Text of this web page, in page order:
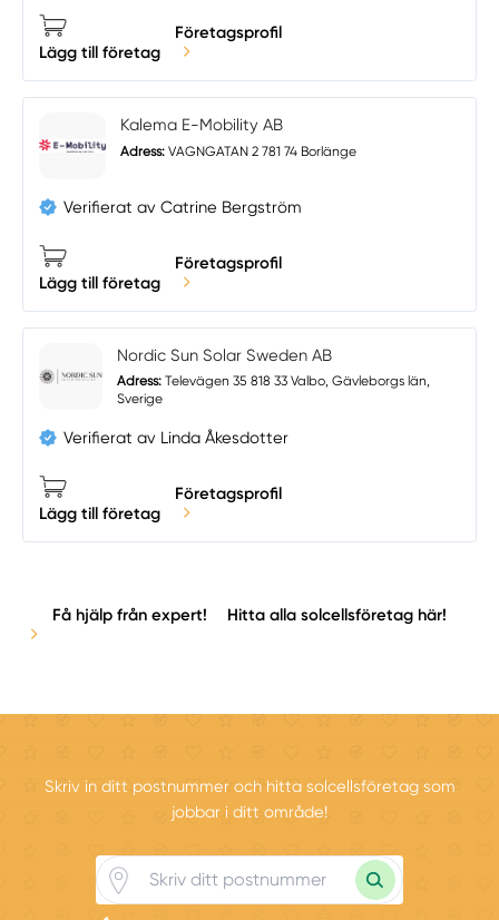
Lägg till företag
Företagsprofil
Kalema E-Mobility AB
Adress: VAGNGATAN 2 781 74 Borlänge
Verifierat av Catrine Bergström
Lägg till företag
Företagsprofil
Nordic Sun Solar Sweden AB
Adress:Televägen 35 818 33 Valbo, Gävleborgs län,
Sverige
Verifierat av Linda Åkesdotter
Lägg till företag
Företagsprofil
Få hjälp från expert! Hitta alla solcellsföretag här!
Skriv in ditt postnummer och hitta solcellsföretag som
jobbar i ditt område!